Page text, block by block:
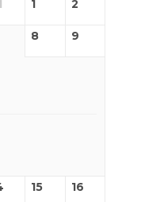
1 2
8 9
15 16